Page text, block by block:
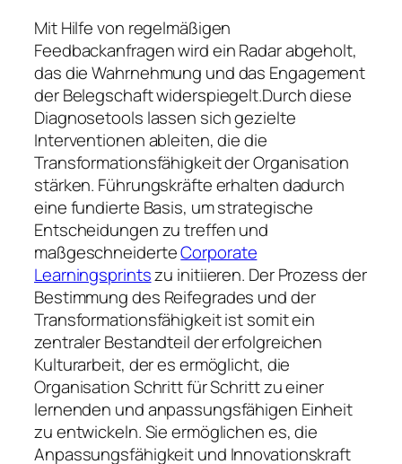
Mit Hilfe von regelmäßigen
Feedbackanfragen wird ein Radar abgeholt,
das die Wahrnehmung und das Engagement
der Belegschaft widerspiegelt.Durch diese
Diagnosetools lassen sich gezielte
Interventionen ableiten, die die
Transformationsfähigkeit der Organisation
stärken. Führungskräfte erhalten dadurch
eine fundierte Basis, um strategische
Entscheidungen zu treffen und
maßgeschneiderteCorporate
Learningsprintszu initiieren. Der Prozess der
Bestimmung des Reifegrades und der
Transformationsfähigkeit ist somit ein
zentraler Bestandteil der erfolgreichen
Kulturarbeit, der es ermöglicht, die
Organisation Schritt für Schritt zu einer
lernenden und anpassungsfähigen Einheit
zu entwickeln. Sie ermöglichen es, die
Anpassungsfähigkeit und Innovationskraft